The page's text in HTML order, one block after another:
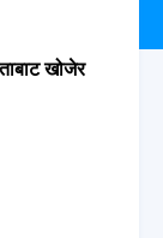
खोजेर